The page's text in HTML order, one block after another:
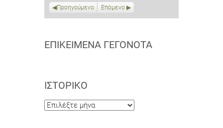
Προηγούμενο Επόμενο
ΕΠΙΚΕΊΜΕΝΑ ΓΕΓΟΝΌΤΑ
ΙΣΤΟΡΙΚΌ
Ιστορικό